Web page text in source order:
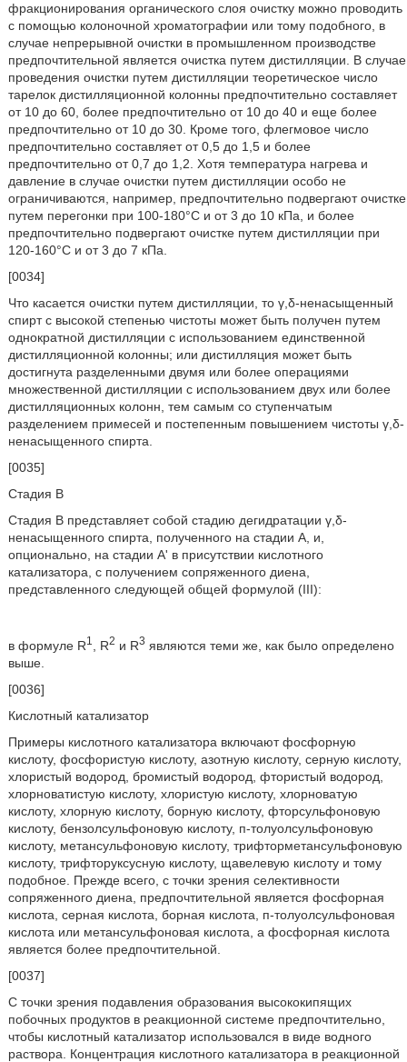
фракционирования органического слоя очистку можно проводить
с помощью колоночной хроматографии или тому подобного, в
случае непрерывной очистки в промышленном производстве
предпочтительной является очистка путем дистилляции. В случае
проведения очистки путем дистилляции теоретическое число
тарелок дистилляционной колонны предпочтительно составляет
от 10 до 60, более предпочтительно от 10 до 40 и еще более
предпочтительно от 10 до 30. Кроме того, флегмовое число
предпочтительно составляет от 0,5 до 1,5 и более
предпочтительно от 0,7 до 1,2. Хотя температура нагрева и
давление в случае очистки путем дистилляции особо не
ограничиваются, например, предпочтительно подвергают очистке
путем перегонки при 100-180°С и от 3 до 10 кПа, и более
предпочтительно подвергают очистке путем дистилляции при
120-160°С и от 3 до 7 кПа.
[0034]
Что касается очистки путем дистилляции, то γ,δ-ненасыщенный
спирт с высокой степенью чистоты может быть получен путем
однократной дистилляции с использованием единственной
дистилляционной колонны; или дистилляция может быть
достигнута разделенными двумя или более операциями
множественной дистилляции с использованием двух или более
дистилляционных колонн, тем самым со ступенчатым
разделением примесей и постепенным повышением чистоты γ,δ-
ненасыщенного спирта.
[0035]
Стадия B
Стадия В представляет собой стадию дегидратации γ,δ-
ненасыщенного спирта, полученного на стадии А, и,
опционально, на стадии А' в присутствии кислотного
катализатора, с получением сопряженного диена,
представленного следующей общей формулой (III):
в формуле R1 , R2 и R3 являются теми же, как было определено
выше.
[0036]
Кислотный катализатор
Примеры кислотного катализатора включают фосфорную
кислоту, фосфористую кислоту, азотную кислоту, серную кислоту,
хлористый водород, бромистый водород, фтористый водород,
хлорноватистую кислоту, хлористую кислоту, хлорноватую
кислоту, хлорную кислоту, борную кислоту, фторсульфоновую
кислоту, бензолсульфоновую кислоту, п-толуолсульфоновую
кислоту, метансульфоновую кислоту, трифторметансульфоновую
кислоту, трифторуксусную кислоту, щавелевую кислоту и тому
подобное. Прежде всего, с точки зрения селективности
сопряженного диена, предпочтительной является фосфорная
кислота, серная кислота, борная кислота, п-толуолсульфоновая
кислота или метансульфоновая кислота, а фосфорная кислота
является более предпочтительной.
[0037]
С точки зрения подавления образования высококипящих
побочных продуктов в реакционной системе предпочтительно,
чтобы кислотный катализатор использовался в виде водного
раствора. Концентрация кислотного катализатора в реакционной